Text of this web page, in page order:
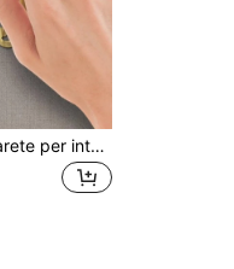
1 pezzo Adesivo da parete per interruttore e presa elettrica a motivo geometrico, adesivi, decorazione da parete, decalcomania in vinile per decorazioni domestiche, articoli per decorazioni primaverili per rinnovare la tua casa, adesivi decorativi Rama, regali per compleanni e lauree, decorazione da parete, adesivi, adesivi da parete, decorazione per la stanza, decorazione per la casa